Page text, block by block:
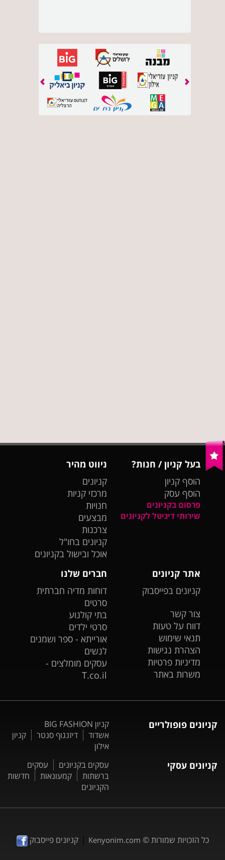
בעל קניון / חנות?
הוסף קניון
הוסף עסק
פרסום בקניונים
שירותי דיגיטל לקניונים
ניווט מהיר
קניונים
מרכזי קניות
חנויות
מבצעים
צרכנות
קניונים בחו"ל
אוכל ובישול בקניונים
אתר קניונים
קניונים בפייסבוק
צור קשר
דווח על טעות
תנאי שימוש
הצהרת נגישות
מדיניות פרטיות
משרות באתר
חברים שלנו
דוחות מדיה חברתית
סרטים
בתי קולנוע
סרטי ילדים
אורייתא - ספר ושמנים
לנשים
עסקים מומלצים -
T.co.il
קניונים פופולריים
קניון BIG FASHION
אשדוד
דיזנגוף סנטר
קניון
אילון
קניונים עסקי עסקים בקניונים
עסקים
ברשתות
קמעונאות
חדשות
הקניונים
כל הזכויות שמורות © Kenyonim.com
|קניונים פייסבוק